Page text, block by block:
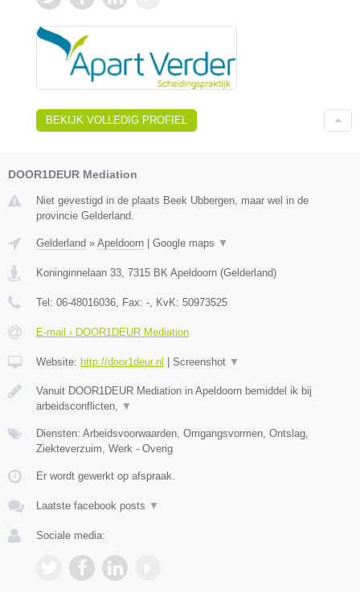
BEKIJK VOLLEDIG PROFIEL
DOOR1DEUR Mediation
Niet gevestigd in de plaats Beek Ubbergen, maar wel in de
provincie Gelderland.
Gelderland » Apeldoorn Google maps ▼
Koninginnelaan 33 7315 BK Apeldoorn (Gelderland)
Tel: 06-48016036 , Fax: - , KvK: 50973525
E-mail › DOOR1DEUR Mediation
Website: http://door1deur.nl Screenshot ▼
Vanuit DOOR1DEUR Mediation in Apeldoorn bemiddel ik bij
arbeidsconflicten,
▼
Diensten: Arbeidsvoorwaarden, Omgangsvormen, Ontslag,
Ziekteverzuim, Werk - Overig
Er wordt gewerkt op afspraak.
Laatste facebook posts ▼
Sociale media: